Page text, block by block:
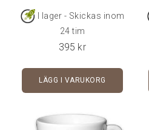
är av väldigt hög kvalitet
och klarar många års
Fat ingår i priset.Går att
köpa styckvis, i 6-pack
I lager - Skickas inom
24 tim
395 kr
LÄGG I VARUKORG